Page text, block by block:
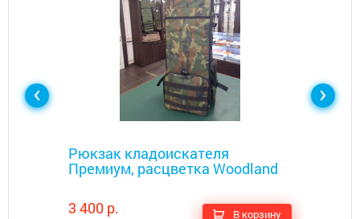
Рюкзак кладоискателя
Премиум, расцветка Woodland
3 400 р.
В корзину